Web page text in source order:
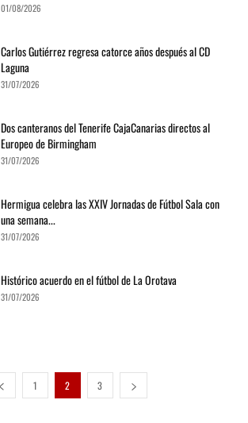
01/08/2026
Carlos Gutiérrez regresa catorce años después al CD
Laguna
31/07/2026
Dos canteranos del Tenerife CajaCanarias directos al
Europeo de Birmingham
31/07/2026
Hermigua celebra las XXIV Jornadas de Fútbol Sala con
una semana...
31/07/2026
Histórico acuerdo en el fútbol de La Orotava
31/07/2026
1 2 3